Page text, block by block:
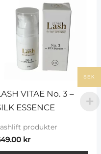
VITAE No. 3 –
ESSENCE
produkter
kr
SEK